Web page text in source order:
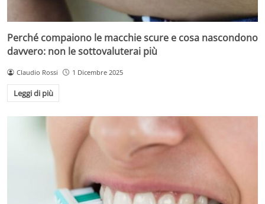
Perché compaiono le macchie scure e cosa nascondono
davvero: non le sottovaluterai più
Claudio Rossi 1 Dicembre 2025
Leggi di più